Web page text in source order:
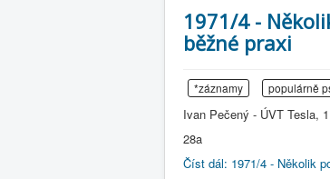
1971/4 -
běžné praxi
*záznamy populárně
Ivan Pečený - ÚVT Tesla,
28a
Číst dál: 1971/4 - Několik